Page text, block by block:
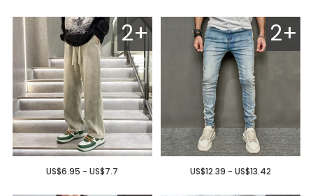
2+
US$12.39 - US$13.42
2+
US$6.95 - US$7.7